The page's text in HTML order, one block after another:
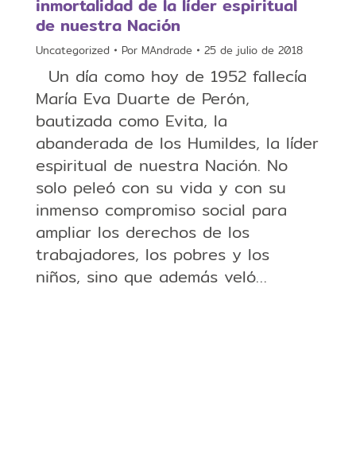
inmortalidad de la líder espiritual
de nuestra Nación​
Uncategorized Por MAndrade 25 de julio de 2018
Un día como hoy de 1952 fallecía
María Eva Duarte de Perón,
bautizada como Evita, la
abanderada de los Humildes, la líder
espiritual de nuestra Nación. No
solo peleó con su vida y con su
inmenso compromiso social para
ampliar los derechos de los
trabajadores, los pobres y los
niños, sino que además veló…